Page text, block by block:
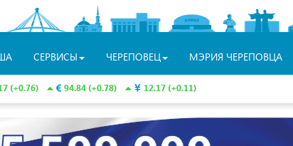
СЕРВИСЫ ЧЕРЕПОВЕЦ МЭРИЯ ЧЕРЕПОВЦА
(+0.76) 94.84 (+0.78) 12.17 (+0.11)